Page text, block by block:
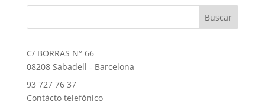
C/ BORRAS N° 66
08208 Sabadell - Barcelona
93 727 76 37
Contácto telefónico